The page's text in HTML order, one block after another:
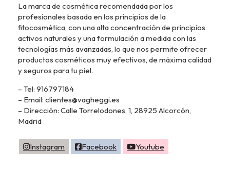
La marca de cosmética recomendada por los
profesionales basada en los principios de la
fitocosmética, con una alta concentración de principios
activos naturales y una formulación a medida con las
tecnologías más avanzadas, lo que nos permite ofrecer
productos cosméticos muy efectivos, de máxima calidad
y seguros para tu piel.
– Tel: 916797184
– Email: clientes@vagheggi.es
– Dirección: Calle Torrelodones, 1, 28925 Alcorcón,
Madrid
Instagram Facebook Youtube